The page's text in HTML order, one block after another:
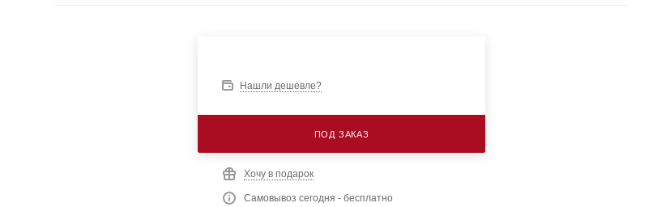
Нашли дешевле?
ПОД ЗАКАЗ
Хочу в подарок
Самовывоз сегодня - бесплатно